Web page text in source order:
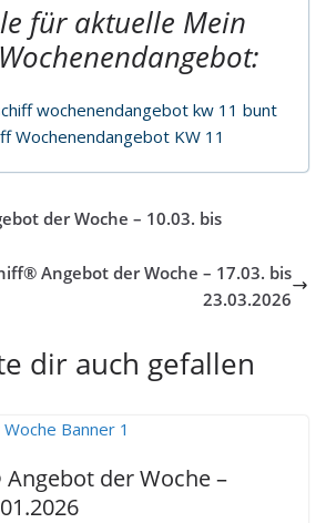
für aktuelle Mein
Wochenendangebot:
Wochenendangebot KW 11
der Woche – 10.03. bis
Angebot der Woche – 17.03. bis
23.03.2026
dir auch gefallen
der Woche –